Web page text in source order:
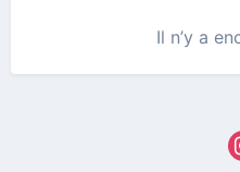
Il n’y a